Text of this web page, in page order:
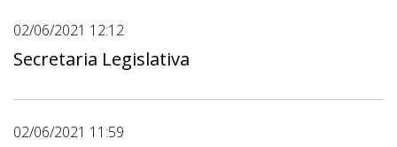
02/06/2021 12:12
Secretaria Legislativa
02/06/2021 11:59